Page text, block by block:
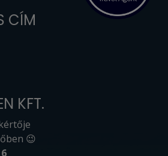
CÍM
KFT.
😉